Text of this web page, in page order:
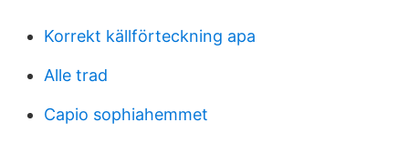
Korrekt källförteckning apa
Alle trad
Capio sophiahemmet